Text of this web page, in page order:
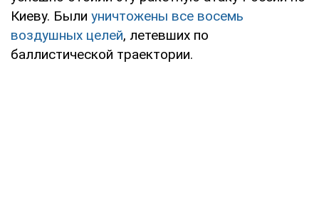
Киеву. Были уничтожены все восемь
воздушных целей, летевших по
баллистической траектории.